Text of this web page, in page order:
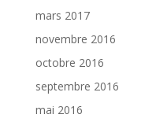
mars 2017
novembre 2016
octobre 2016
septembre 2016
mai 2016